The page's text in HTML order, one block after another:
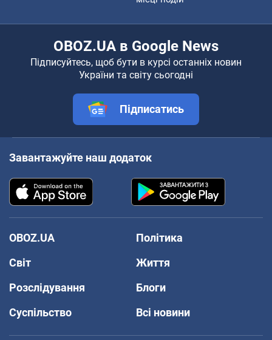
OBOZ.UA в Google News
Підписуйтесь, щоб бути в курсі останніх новин
України та світу сьогодні
Підписатись
Завантажуйте наш додаток
OBOZ.UA
Політика
Світ
Життя
Розслідування
Блоги
Суспільство
Всі новини